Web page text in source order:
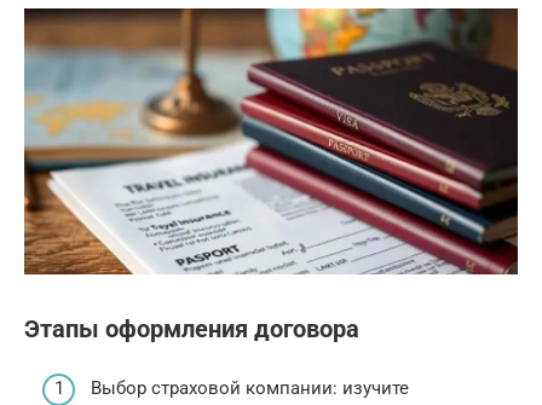
Этапы оформления договора
Выбор страховой компании: изучите